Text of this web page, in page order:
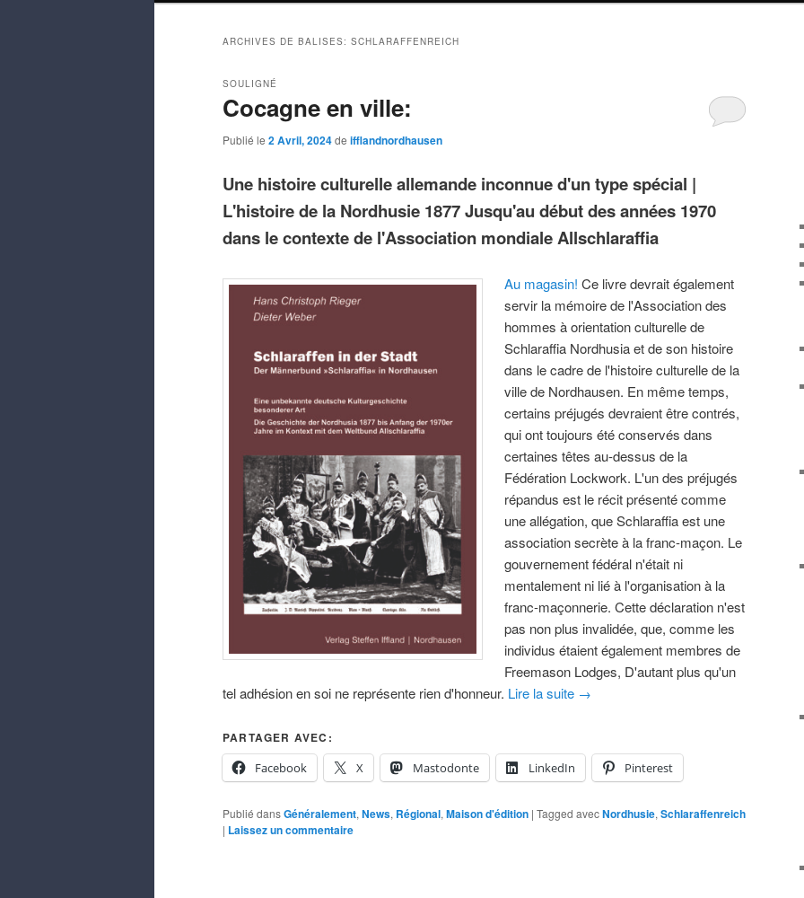
ARCHIVES DE BALISES: SCHLARAFFENREICH
Cocagne en ville:
SOULIGNÉ
Publié le 2 Avril, 2024de ifflandnordhausen
Une histoire culturelle allemande inconnue d'un type spécial |
L'histoire de la Nordhusie 1877 Jusqu'au début des années 1970
dans le contexte de l'Association mondiale Allschlaraffia
Au magasin! Ce livre devrait également
servir la mémoire de l'Association des
hommes à orientation culturelle de
Schlaraffia Nordhusia et de son histoire
dans le cadre de l'histoire culturelle de la
ville de Nordhausen. En même temps,
certains préjugés devraient être contrés,
qui ont toujours été conservés dans
certaines têtes au-dessus de la
Fédération Lockwork. L'un des préjugés
répandus est le récit présenté comme
une allégation, que Schlaraffia est une
association secrète à la franc-maçon. Le
gouvernement fédéral n'était ni
mentalement ni lié à l'organisation à la
franc-maçonnerie. Cette déclaration n'est
pas non plus invalidée, que, comme les
individus étaient également membres de
Freemason Lodges, D'autant plus qu'un
tel adhésion en soi ne représente rien d'honneur. Lire la suite →
PARTAGER AVEC:
Facebook
X Mastodonte LinkedIn Pinterest
Publié dansGénéralement, News, Régional, Maison d'édition | Tagged avecNordhusie, Schlaraffenreich
| Laissez un commentaire